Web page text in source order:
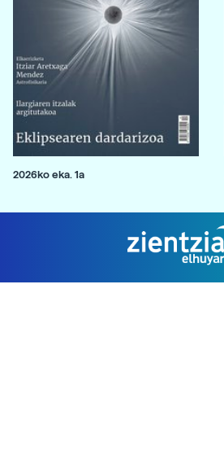
2026ko eka. 1a